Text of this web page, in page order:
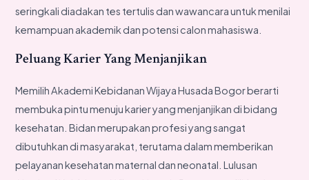
seringkali diadakan tes tertulis dan wawancara untuk menilai
kemampuan akademik dan potensi calon mahasiswa.
Peluang Karier Yang Menjanjikan
Memilih Akademi Kebidanan Wijaya Husada Bogor berarti
membuka pintu menuju karier yang menjanjikan di bidang
kesehatan. Bidan merupakan profesi yang sangat
dibutuhkan di masyarakat, terutama dalam memberikan
pelayanan kesehatan maternal dan neonatal. Lulusan